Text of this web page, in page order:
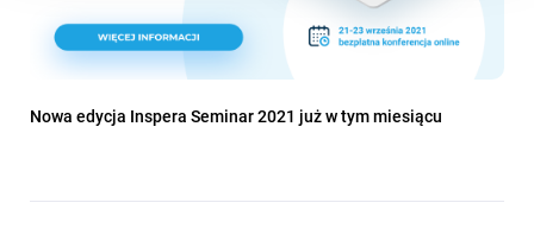
Nowa edycja Inspera Seminar 2021 już w tym miesiącu